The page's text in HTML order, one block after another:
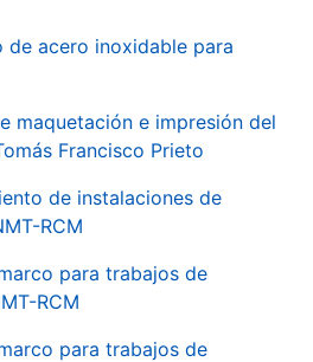
de acero inoxidable para
maquetación e impresión del
Francisco Prieto
de instalaciones de
RCM
para trabajos de
RCM
para trabajos de